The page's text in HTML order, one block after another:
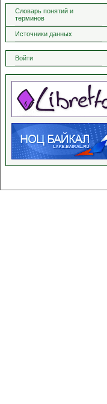
Словарь понятий и
терминов
Источники данных
Войти